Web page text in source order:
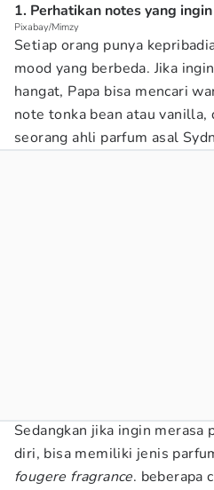
1. Perhatikan notes yang
Pixabay/Mimzy
Setiap orang punya
mood yang berbeda. Jika ingin
hangat, Papa bisa mencari
note tonka bean atau
seorang ahli parfum asal
Sedangkan jika ingin merasa
diri, bisa memiliki jenis
fougere fragrance. beberapa